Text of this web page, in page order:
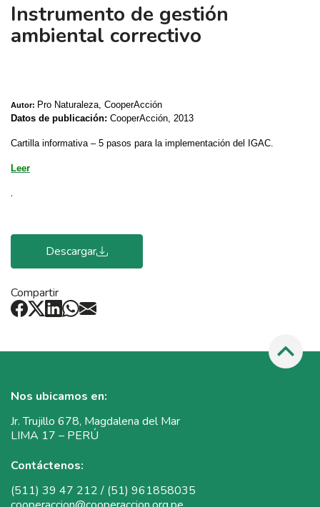
Instrumento de gestión
ambiental correctivo
Autor: Pro Naturaleza, CooperAcción
Datos de publicación: CooperAcción, 2013
Cartilla informativa – 5 pasos para la implementación del IGAC.
Leer
.
Descargar
Compartir
Nos ubicamos en:
Jr. Trujillo 678, Magdalena del Mar
LIMA 17 – PERÚ
Contáctenos:
(511) 39 47 212 / (51) 961858035